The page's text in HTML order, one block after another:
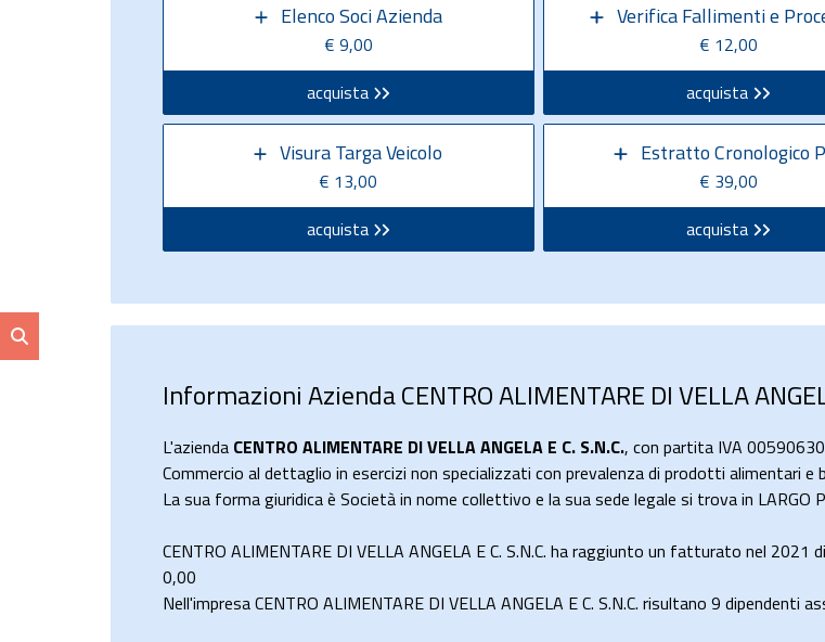
Elenco Soci Azienda
€ 9,00
acquista
Verifica Fallimenti e
€ 12,00
acquista
Visura Targa Veicolo
€ 13,00
acquista
Estratto Cronologico
€ 39,00
acquista
Informazioni Azienda CENTRO ALIMENTARE DI VELLA
L'azienda CENTRO ALIMENTARE DI VELLA ANGELA E C. S.N.C., con partita IVA
Commercio al dettaglio in esercizi non specializzati con prevalenza di prodotti alimentari
La sua forma giuridica è Società in nome collettivo e la sua sede legale si trova in LARGO
CENTRO ALIMENTARE DI VELLA ANGELA E C. S.N.C. ha raggiunto un fatturato nel 2021 di
0,00
Nell'impresa CENTRO ALIMENTARE DI VELLA ANGELA E C. S.N.C. risultano 9 dipendenti